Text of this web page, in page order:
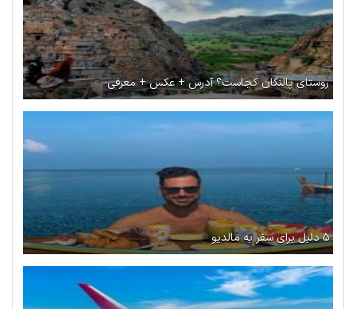
روستای پالنگان کجاست؟ آدرس + عکس + معرفی
۵ دلیل برای سفر به مالدیو